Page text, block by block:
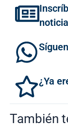
¿Ya
También